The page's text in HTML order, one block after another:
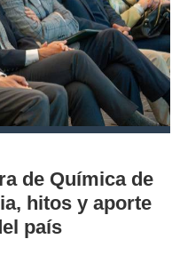
de Química de
hitos y aporte
país